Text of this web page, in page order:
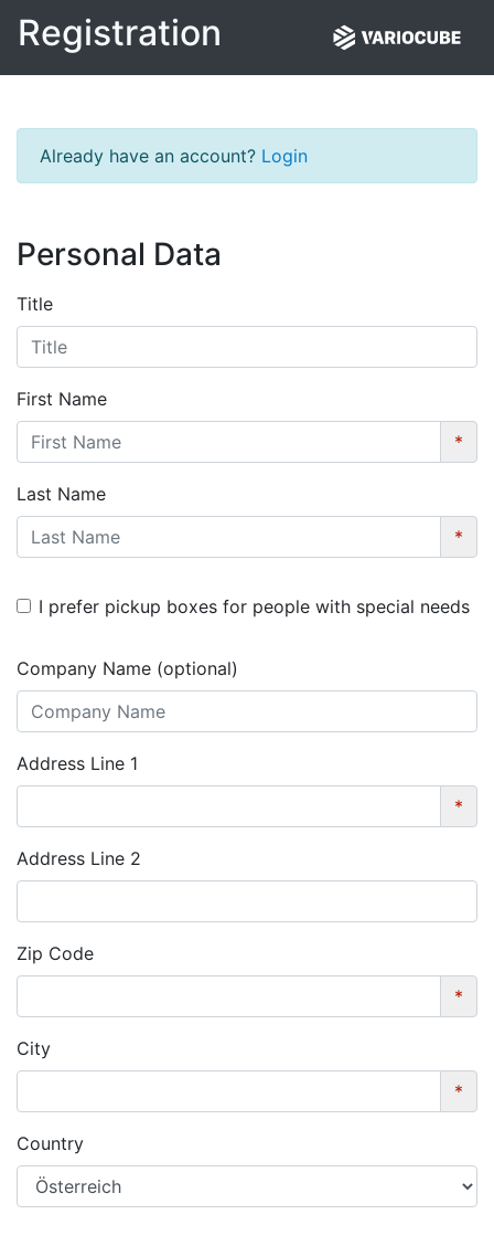
Registration
Already have an account? Login
Personal Data
Title
First Name
*
Last Name
*
I prefer pickup boxes for people with special needs
Company Name (optional)
Address Line 1
*
Address Line 2
Zip Code
*
City
*
Country